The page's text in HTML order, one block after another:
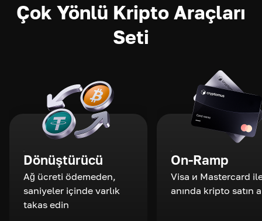
Çok Yönlü Kripto Araçları
Seti
Dönüştürücü
Ağ ücreti ödemeden,
saniyeler içinde varlık
takas edin
On-Ramp
Visa и Mastercard
anında kripto satın